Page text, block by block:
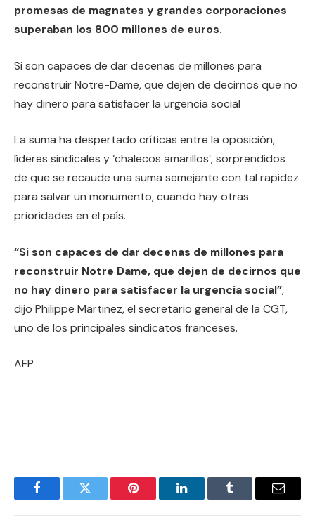
promesas de magnates y grandes corporaciones
superaban los 800 millones de euros.
Si son capaces de dar decenas de millones para
reconstruir Notre-Dame, que dejen de decirnos que no
hay dinero para satisfacer la urgencia social
La suma ha despertado críticas entre la oposición,
líderes sindicales y ‘chalecos amarillos’, sorprendidos
de que se recaude una suma semejante con tal rapidez
para salvar un monumento, cuando hay otras
prioridades en el país.
“Si son capaces de dar decenas de millones para
reconstruir Notre Dame, que dejen de decirnos que
no hay dinero para satisfacer la urgencia social”,
dijo Philippe Martinez, el secretario general de la CGT,
uno de los principales sindicatos franceses.
AFP
FacebookTwitter Pinterest LinkedInTumblr Email